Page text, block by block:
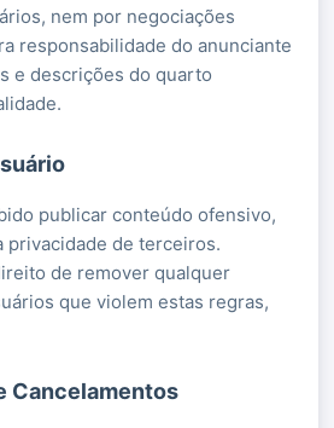
nem por negociações
responsabilidade do anunciante
e descrições do quarto
publicar conteúdo ofensivo,
privacidade de terceiros.
de remover qualquer
que violem estas regras,
Cancelamentos